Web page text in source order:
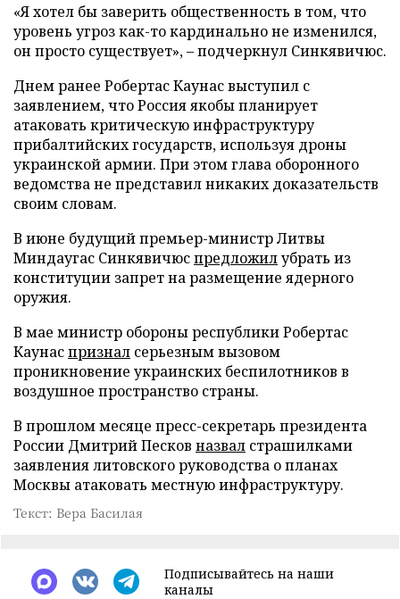
«Я хотел бы заверить общественность в том, что
уровень угроз как-то кардинально не изменился,
он просто существует», – подчеркнул Синкявичюс.
Днем ранее Робертас Каунас выступил с
заявлением, что Россия якобы планирует
атаковать критическую инфраструктуру
прибалтийских государств, используя дроны
украинской армии. При этом глава оборонного
ведомства не представил никаких доказательств
своим словам.
В июне будущий премьер-министр Литвы
Миндаугас Синкявичюспредложилубрать из
конституции запрет на размещение ядерного
оружия.
В мае министр обороны республики Робертас
Каунаспризнал серьезным вызовом
проникновение украинских беспилотников в
воздушное пространство страны.
В прошлом месяце пресс-секретарь президента
России Дмитрий Песков назвал страшилками
заявления литовского руководства о планах
Москвы атаковать местную инфраструктуру.
Текст: Вера Басилая
Подписывайтесь на наши
каналы